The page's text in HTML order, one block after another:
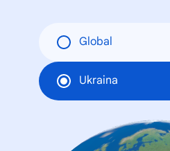
Global
Ukraina